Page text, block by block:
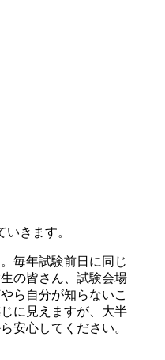
きます。
毎年試験前日に同じ
の皆さん、試験会場
ら自分が知らないこ
に見えますが、大半
安心してください。